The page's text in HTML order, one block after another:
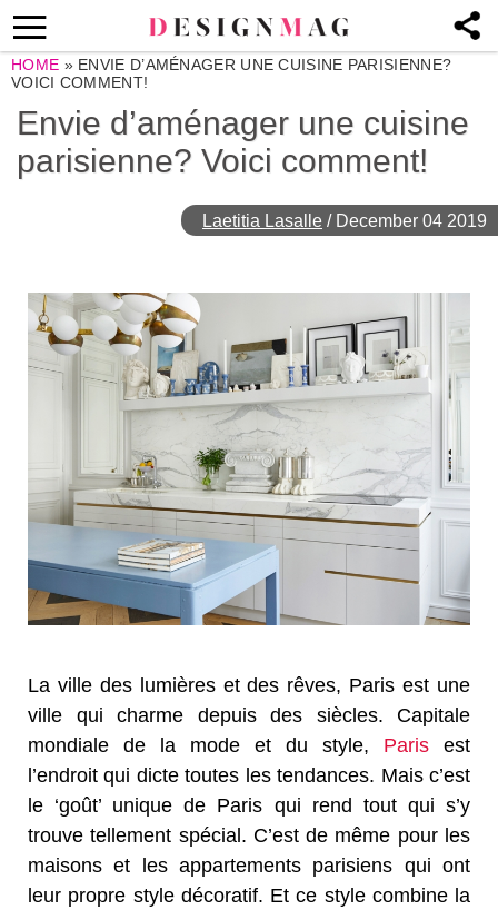
HOME » ENVIE D’AMÉNAGER UNE CUISINE PARISIENNE?
VOICI COMMENT!
Envie d’aménager une cuisine
parisienne? Voici comment!
Laetitia Lasalle / December 04 2019
La ville des lumières et des rêves, Paris est une
ville qui charme depuis des siècles. Capitale
mondiale de la mode et du style, Paris est
l’endroit qui dicte toutes les tendances. Mais c’est
le ‘goût’ unique de Paris qui rend tout qui s’y
trouve tellement spécial. C’est de même pour les
maisons et les appartements parisiens qui ont
leur propre style décoratif. Et ce style combine la